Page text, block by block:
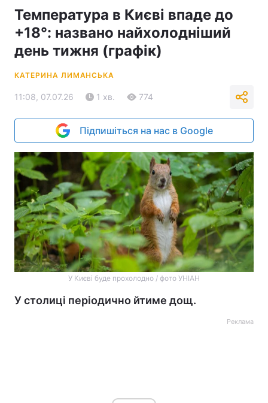
Температура в Києві впаде до
+18°: названо найхолодніший
день тижня (графік)
КАТЕРИНА ЛИМАНСЬКА
11:08, 07.07.26 1 хв. 774
Підпишіться на нас в Google
У Києві буде прохолодно / фото УНІАН
У столиці періодично йтиме дощ.
Реклама